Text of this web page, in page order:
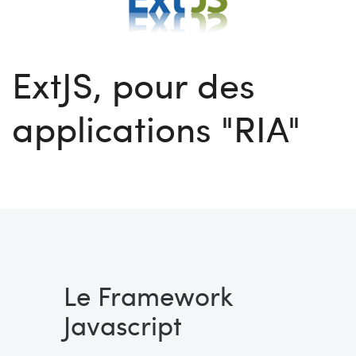
ExtJS, pour des
applications "RIA"
Le Framework
Javascript